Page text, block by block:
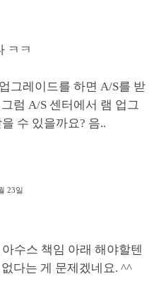
ㅋㅋ
그레이드를 하면 A/S를 받
럼 A/S 센터에서 램 업그
수 있을까요? 음..
23일
수스 책임 아래 해야할텐
다는 게 문제겠네요. ^^